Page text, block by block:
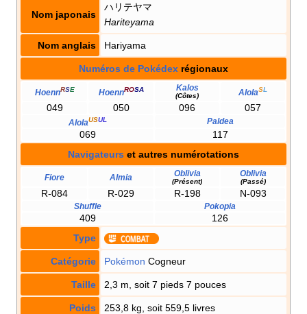
Nom japonais
ハリテヤマ
Hariteyama
Nom anglais Hariyama
Numéros de Pokédex régionaux
HoennRSE HoennROSA Kalos
(Côtes) AlolaSL
049 050 096 057
AlolaUSUL Paldea
069
117
Navigateurs et autres numérotations
Fiore Almia Oblivia
(Présent)
Oblivia
(Passé)
R-084 R-029 R-198 N-093
Shuffle Pokopia
409
126
Type
Catégorie Pokémon Cogneur
Taille 2,3 m, soit 7 pieds 7 pouces
Poids 253,8 kg, soit 559,5 livres